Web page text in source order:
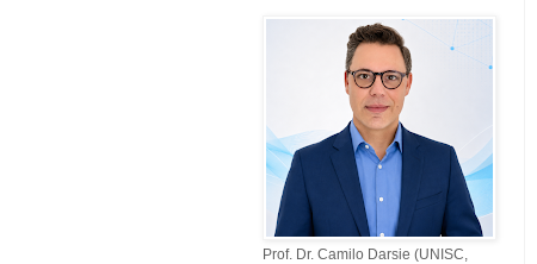
Prof. Dr. Camilo Darsie (UNISC,